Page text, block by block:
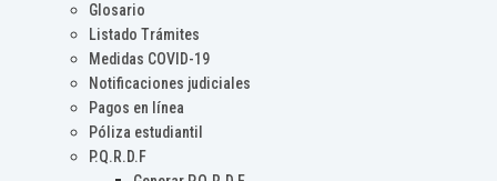
Glosario
Listado Trámites
Medidas COVID-19
Notificaciones judiciales
Pagos en línea
Póliza estudiantil
P.Q.R.D.F